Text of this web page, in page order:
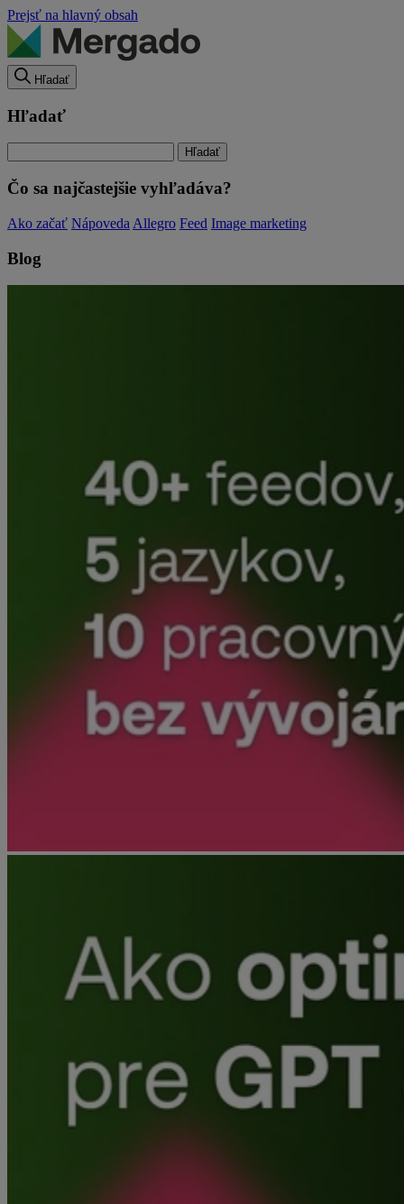
Prejsť na hlavný obsah
Hľadať
Hľadať
Čo sa najčastejšie vyhľadáva?
Ako začať Nápoveda Allegro Feed Image marketing
Blog